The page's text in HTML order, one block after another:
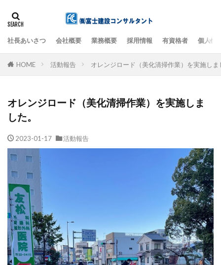
社長あいさつ 会社概要 業務概要 採用情報 有資格者 個人情
HOME 活動報告 オレンジロード（美化清掃作業）を実施しま
オレンジロード（美化清掃作業）を実施しま
した。
2023-01-17 活動報告
検索